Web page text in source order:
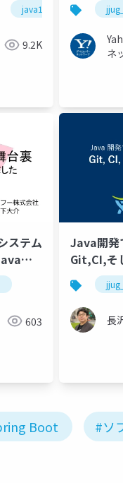
java18 jjug
9.2K
ネ
ステム
に
603
Java開発
Git,CI,そ
長
Boot #ソ